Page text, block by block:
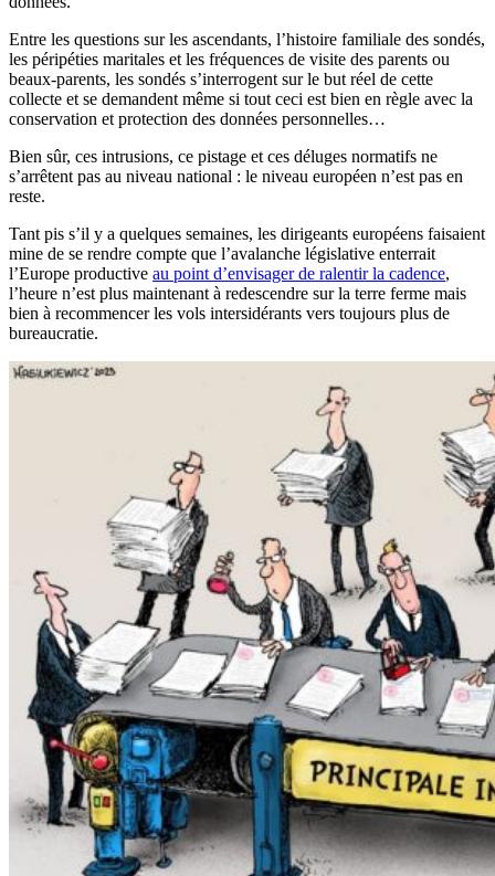
Entre les questions sur les ascendants, l’histoire familiale des sondés,
les péripéties maritales et les fréquences de visite des parents ou
beaux-parents, les sondés s’interrogent sur le but réel de cette
collecte et se demandent même si tout ceci est bien en règle avec la
conservation et protection des données personnelles…
Bien sûr, ces intrusions, ce pistage et ces déluges normatifs ne
s’arrêtent pas au niveau national : le niveau européen n’est pas en
reste.
Tant pis s’il y a quelques semaines, les dirigeants européens faisaient
mine de se rendre compte que l’avalanche législative enterrait
l’Europe productive au point d’envisager de ralentir la cadence,
l’heure n’est plus maintenant à redescendre sur la terre ferme mais
bien à recommencer les vols intersidérants vers toujours plus de
bureaucratie.